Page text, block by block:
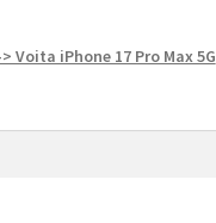
Voita iPhone 17 Pro Max 5G